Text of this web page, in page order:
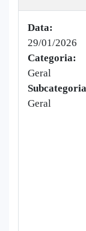
Data:
29/01/2026
Categoria:
Geral
Geral